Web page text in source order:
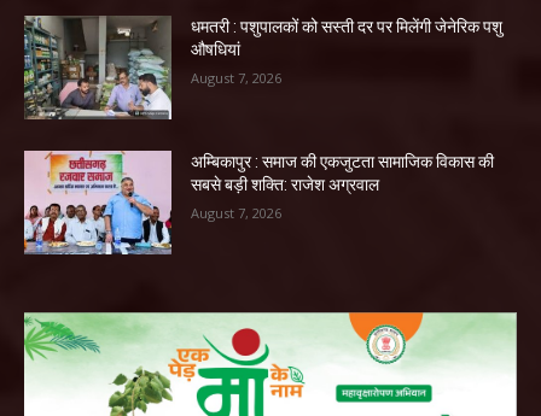
धमतरी : पशुपालकों को सस्ती दर पर मिलेंगी जेनेरिक पशु
औषधियां
August 7, 2026
अम्बिकापुर : समाज की एकजुटता सामाजिक विकास की
सबसे बड़ी शक्ति: राजेश अग्रवाल
August 7, 2026